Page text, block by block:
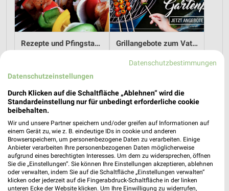
Rezepte und Pfingstangebote bei REWE! Grillangebote zum Vatertag bei REWE!
Imweekli Magazinerwarten dich neben Infos zu REWE
auch clevere Spartipps für den Familienalltag, Ideen zur
Haushaltsplanung und einfache Wege, dein Budget
nachhaltig zu entlasten.
weekli - Prospekte & Angebote App
Datenschutzbestimmungen
Datenschutzeinstellungen
Durch Klicken auf die Schaltfläche „Ablehnen“ wird die
Standardeinstellung nur für unbedingt erforderliche cookie
beibehalten.
Wir und unsere Partner speichern und/oder greifen auf Informationen auf
einem Gerät zu, wie z. B. eindeutige IDs in cookie und anderen
Browserspeichern, um personenbezogene Daten zu verarbeiten. Einige
Anbieter verarbeiten Ihre personenbezogenen Daten möglicherweise
aufgrund eines berechtigten Interesses. Um dem zu widersprechen, öffnen
Sie die „Einstellungen“. Sie können Ihre Einstellungen akzeptieren, ablehnen
oder verwalten, indem Sie auf die Schaltfläche „Einstellungen verwalten“
klicken oder jederzeit auf die Fingerabdruck-Schaltfläche in der linken
unteren Ecke der Website klicken. Um Ihre Einwilligung zu widerrufen,